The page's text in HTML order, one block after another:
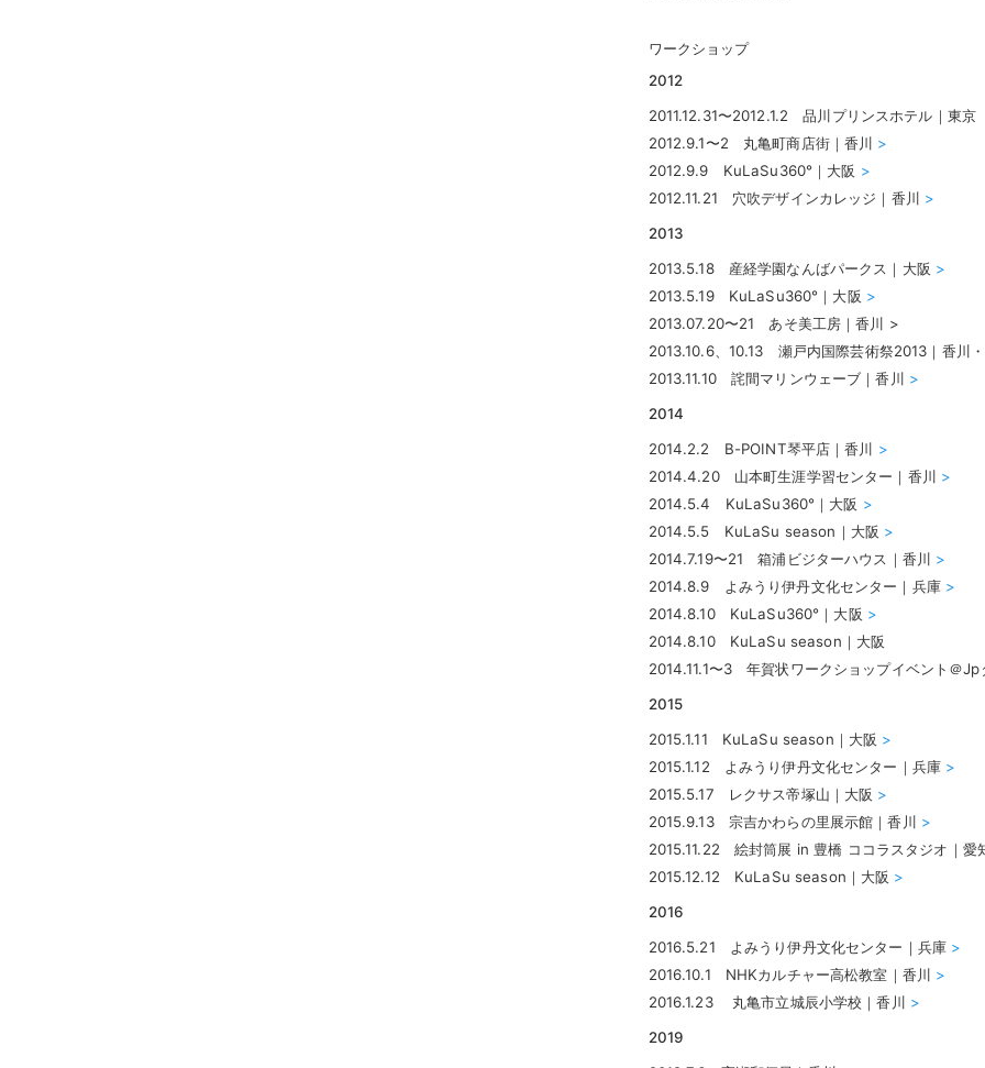
ワークショップ
2012
2011.12.31〜2012.1.2 品川プリンスホテル｜東京
2012.9.1〜2 丸亀町商店街｜香川 >
2012.9.9 KuLaSu360°｜大阪 >
2012.11.21 穴吹デザインカレッジ｜香川 >
2013
2013.5.18 産経学園なんばパークス｜大阪 >
2013.5.19 KuLaSu360°｜大阪 >
2013.07.20〜21 あそ美工房｜香川 >
2013.10.6、10.13 瀬戸内国際芸術祭2013｜香川
2013.11.10 詫間マリンウェーブ｜香川 >
2014
2014.2.2 B-POINT琴平店｜香川 >
2014.4.20 山本町生涯学習センター｜香川 >
2014.5.4 KuLaSu360°｜大阪 >
2014.5.5 KuLaSu season｜大阪 >
2014.7.19〜21 箱浦ビジターハウス｜香川 >
2014.8.9 よみうり伊丹文化センター｜兵庫 >
2014.8.10 KuLaSu360°｜大阪 >
2014.8.10 KuLaSu season｜大阪
2014.11.1〜3 年賀状ワークショップイベント＠
2015
2015.1.11 KuLaSu season｜大阪 >
2015.1.12 よみうり伊丹文化センター｜兵庫 >
2015.5.17 レクサス帝塚山｜大阪 >
2015.9.13 宗吉かわらの里展示館｜香川 >
2015.11.22 絵封筒展 in 豊橋 ココラスタジオ｜愛
2015.12.12 KuLaSu season｜大阪 >
2016
2016.5.21 よみうり伊丹文化センター｜兵庫 >
2016.10.1 NHKカルチャー高松教室｜香川 >
2016.1.23 丸亀市立城辰小学校｜香川 >
2019